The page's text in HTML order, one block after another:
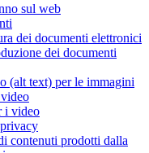
sul web
dei documenti elettronici
dei documenti
(alt text) per le immagini
i video
contenuti prodotti dalla